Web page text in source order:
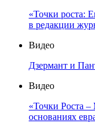
«Точки роста:
в редакции
Видео
Дзермант и
Видео
«Точки Роста
основаниях